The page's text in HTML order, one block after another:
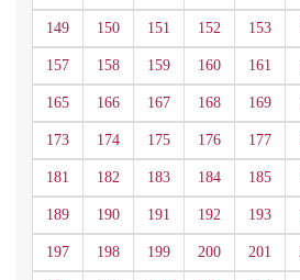
149 150 151 152 153
157 158 159 160 161
165 166 167 168 169
173 174 175 176 177
181 182 183 184 185
189 190 191 192 193
197 198 199 200 201